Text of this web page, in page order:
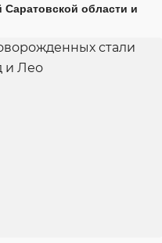
Саратовской области и